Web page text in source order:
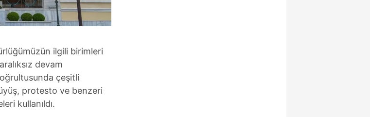
ilgili birimleri
devam
çeşitli
protesto ve benzeri
kullanıldı.